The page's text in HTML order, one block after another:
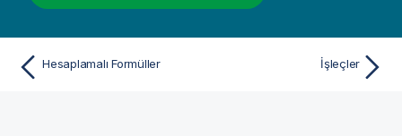
Hesaplamalı Formüller İşleçler